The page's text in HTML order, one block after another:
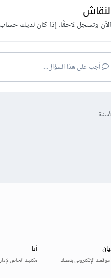
وتسجل لاحقًا. إذا كان لديك
أجب على هذا السؤال...